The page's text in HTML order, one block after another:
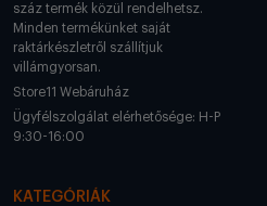
száz termék közül rendelhetsz.
Minden termékünket saját
raktárkészletről szállítjuk
villámgyorsan.
Store11 Webáruház
Ügyfélszolgálat elérhetősége: H-P
9:30-16:00
KATEGÓRIÁK